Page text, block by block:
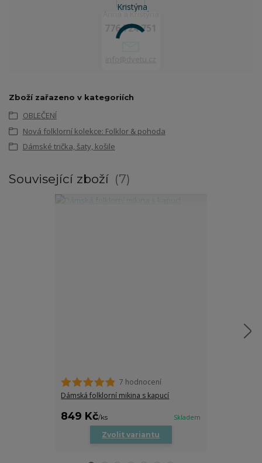
Anna a Kristýna
776 724 751
Zboží zařazeno v kategoriích
OBLEČENÍ
Nová folklorní kolekce: Folklor & pohoda
Dámské trička, šaty, košile
Související zboží 7
7 hodnocení
Dámská folklorní mikina s kapucí
849 Kč/ks Skladem
Zvolit variantu